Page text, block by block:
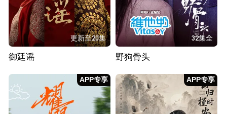
更新至20集
御廷谣
32集全
野狗骨头
APP专享 APP专享